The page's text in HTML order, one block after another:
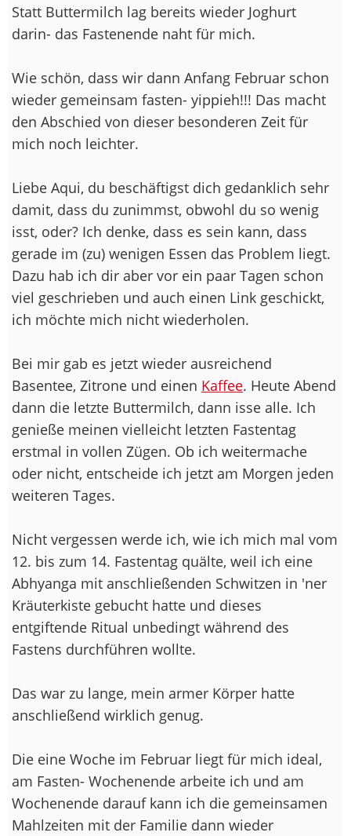
Statt Buttermilch lag bereits wieder Joghurt
darin- das Fastenende naht für mich.
Wie schön, dass wir dann Anfang Februar schon
wieder gemeinsam fasten- yippieh!!! Das macht
den Abschied von dieser besonderen Zeit für
mich noch leichter.
Liebe Aqui, du beschäftigst dich gedanklich sehr
damit, dass du zunimmst, obwohl du so wenig
isst, oder? Ich denke, dass es sein kann, dass
gerade im (zu) wenigen Essen das Problem liegt.
Dazu hab ich dir aber vor ein paar Tagen schon
viel geschrieben und auch einen Link geschickt,
ich möchte mich nicht wiederholen.
Bei mir gab es jetzt wieder ausreichend
Basentee, Zitrone und einen Kaffee. Heute Abend
dann die letzte Buttermilch, dann isse alle. Ich
genieße meinen vielleicht letzten Fastentag
erstmal in vollen Zügen. Ob ich weitermache
oder nicht, entscheide ich jetzt am Morgen jeden
weiteren Tages.
Nicht vergessen werde ich, wie ich mich mal vom
12. bis zum 14. Fastentag quälte, weil ich eine
Abhyanga mit anschließenden Schwitzen in 'ner
Kräuterkiste gebucht hatte und dieses
entgiftende Ritual unbedingt während des
Fastens durchführen wollte.
Das war zu lange, mein armer Körper hatte
anschließend wirklich genug.
Die eine Woche im Februar liegt für mich ideal,
am Fasten- Wochenende arbeite ich und am
Wochenende darauf kann ich die gemeinsamen
Mahlzeiten mit der Familie dann wieder